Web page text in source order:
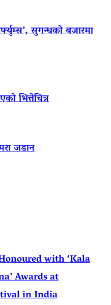
सुगन्धको बजारमा
भित्तेचित्र
जडान
with ‘Kala
Awards at
in India